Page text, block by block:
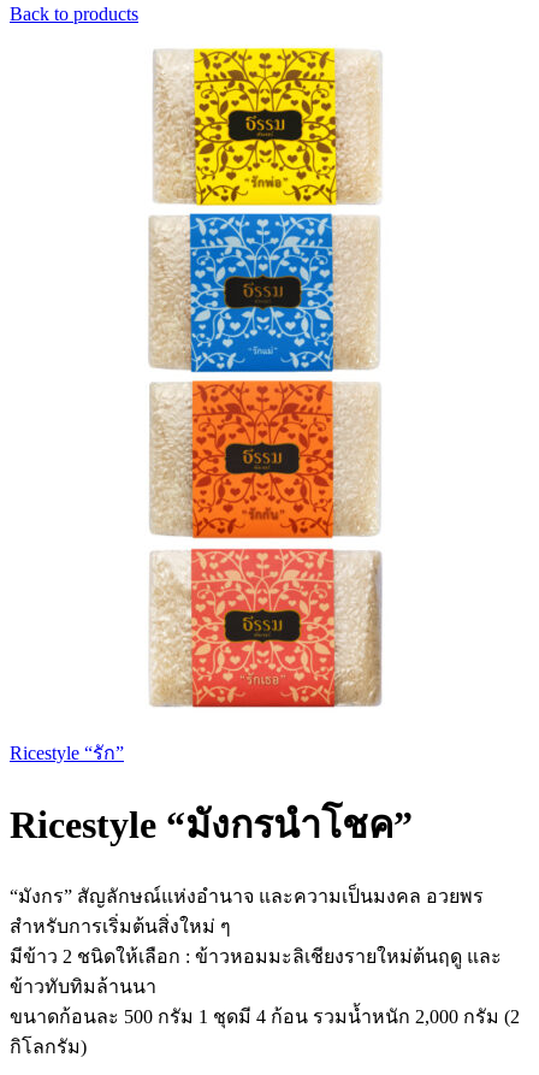
Back to products
Ricestyle “รัก”
Ricestyle “มังกรนำโชค”
“มังกร” สัญลักษณ์แห่งอำนาจ และความเป็นมงคล อวยพร
สำหรับการเริ่มต้นสิ่งใหม่ ๆ
มีข้าว 2 ชนิดให้เลือก : ข้าวหอมมะลิเชียงรายใหม่ต้นฤดู และ
ข้าวทับทิมล้านนา
ขนาดก้อนละ 500 กรัม 1 ชุดมี 4 ก้อน รวมน้ำหนัก 2,000 กรัม (2
กิโลกรัม)